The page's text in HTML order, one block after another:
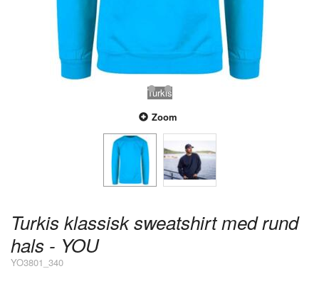
Turkis
Zoom
Turkis klassisk sweatshirt med rund
hals - YOU
YO3801_340